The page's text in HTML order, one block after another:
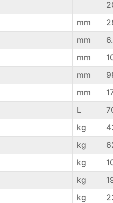
mm
mm
mm
mm
mm
L
kg
kg
kg
kg
kg